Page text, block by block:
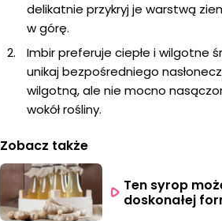
delikatnie przykryj je warstwą
w górę.
Imbir preferuje ciepłe i wilgotne
unikaj bezpośredniego
wilgotną, ale nie mocno
wokół rośliny.
Zobacz także
Ten syrop
doskonałej